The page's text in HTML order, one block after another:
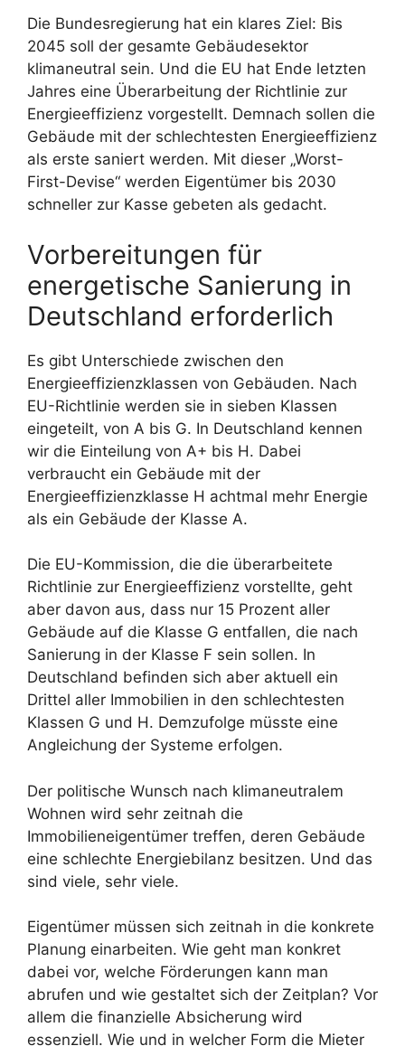
Die Bundesregierung hat ein klares Ziel: Bis
2045 soll der gesamte Gebäudesektor
klimaneutral sein. Und die EU hat Ende letzten
Jahres eine Überarbeitung der Richtlinie zur
Energieeffizienz vorgestellt. Demnach sollen die
Gebäude mit der schlechtesten Energieeffizienz
als erste saniert werden. Mit dieser „Worst-
First-Devise“ werden Eigentümer bis 2030
schneller zur Kasse gebeten als gedacht.
Vorbereitungen für
energetische Sanierung in
Deutschland erforderlich
Es gibt Unterschiede zwischen den
Energieeffizienzklassen von Gebäuden. Nach
EU-Richtlinie werden sie in sieben Klassen
eingeteilt, von A bis G. In Deutschland kennen
wir die Einteilung von A+ bis H. Dabei
verbraucht ein Gebäude mit der
Energieeffizienzklasse H achtmal mehr Energie
als ein Gebäude der Klasse A.
Die EU-Kommission, die die überarbeitete
Richtlinie zur Energieeffizienz vorstellte, geht
aber davon aus, dass nur 15 Prozent aller
Gebäude auf die Klasse G entfallen, die nach
Sanierung in der Klasse F sein sollen. In
Deutschland befinden sich aber aktuell ein
Drittel aller Immobilien in den schlechtesten
Klassen G und H. Demzufolge müsste eine
Angleichung der Systeme erfolgen.
Der politische Wunsch nach klimaneutralem
Wohnen wird sehr zeitnah die
Immobilieneigentümer treffen, deren Gebäude
eine schlechte Energiebilanz besitzen. Und das
sind viele, sehr viele.
Eigentümer müssen sich zeitnah in die konkrete
Planung einarbeiten. Wie geht man konkret
dabei vor, welche Förderungen kann man
abrufen und wie gestaltet sich der Zeitplan? Vor
allem die finanzielle Absicherung wird
essenziell. Wie und in welcher Form die Mieter